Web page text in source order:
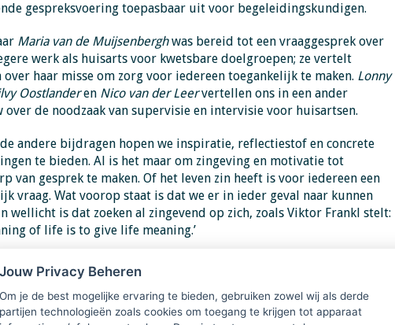
gespreksvoering toepasbaar uit voor begeleidingskundigen.
Maria van de Muijsenberghwas bereid tot een vraaggesprek over
werk als huisarts voor kwetsbare doelgroepen; ze vertelt
over haar misse om zorg voor iedereen toegankelijk te maken. Lonny
Oostlanderen Nico van der Leervertellen ons in een ander
over de noodzaak van supervisie en intervisie voor huisartsen.
andere bijdragen hopen we inspiratie, reflectiestof en concrete
te bieden. Al is het maar om zingeving en motivatie tot
van gesprek te maken. Of het leven zin heeft is voor iedereen een
vraag. Wat voorop staat is dat we er in ieder geval naar kunnen
wellicht is dat zoeken al zingevend op zich, zoals Viktor Frankl stelt:
of life is to give life meaning.’
en Wim Smeets
Download PDF
Jouw Privacy Beheren
Om je de best mogelijke ervaring te bieden, gebruiken zowel wij als derde
partijen technologieën zoals cookies om toegang te krijgen tot apparaat